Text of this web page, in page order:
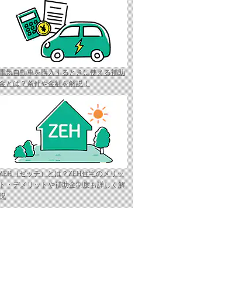
気自動車を購入するときに使える補助
とは？条件や金額を解説！
（ゼッチ）とは？ZEH住宅のメリッ
・デメリットや補助金制度も詳しく解